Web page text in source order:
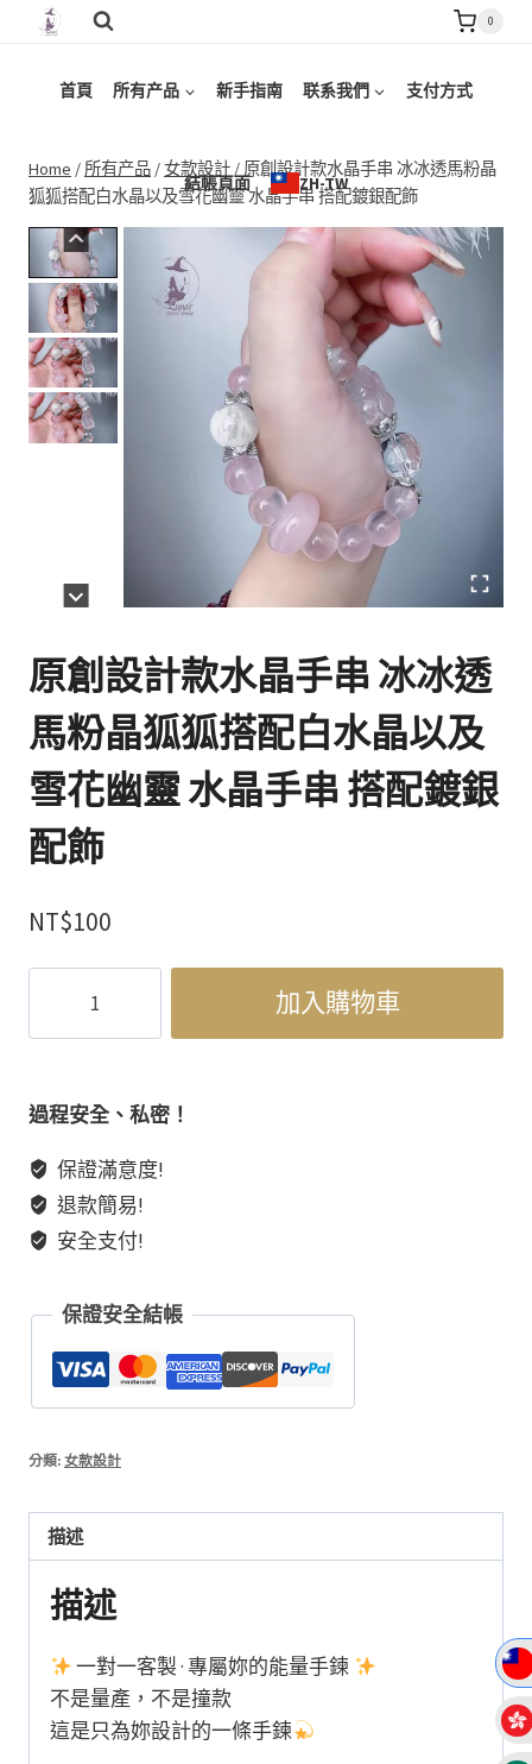
content
0
首頁 所有产品 新手指南 联系我們 支付方式
結帳頁面 ZH-TW
Home / 所有产品 /女款設計 / 原創設計款水晶手串 冰冰透馬粉晶
狐狐搭配白水晶以及雪花幽靈 水晶手串 搭配鍍銀配飾
原創設計款水晶手串 冰冰透
馬粉晶狐狐搭配白水晶以及
雪花幽靈 水晶手串 搭配鍍銀
配飾
NT$100
設
款
晶
手
串
粉
狐
配
加入購物車
過程安全、私密！
保證滿意度!
退款簡易!
安全支付!
保證安全結帳
分類: 女款設計
描述
描述
一對一客製 · 專屬妳的能量手鍊
不是量產，不是撞款
這是只為妳設計的一條手鍊